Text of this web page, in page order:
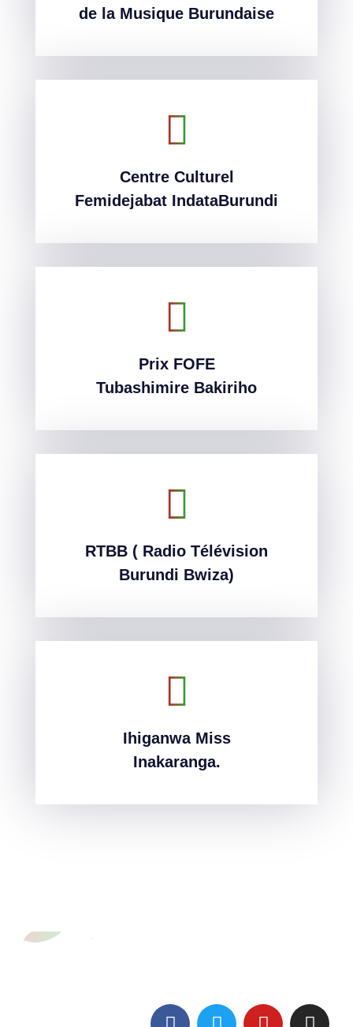
de la Musique Burundaise
de la Musique Burundaise
Centre Culturel
Femidejabat IndataBurundi
Centre Culturel
Femidejabat IndataBurundi
Prix FOFE
Tubashimire Bakiriho
Prix FOFE
Tubashimire Bakiriho
RTBB ( Radio Télévision
Burundi Bwiza)
RTBB ( Radio Télévision
Burundi Bwiza)
Ihiganwa Miss
Inakaranga.
Ihiganwa Miss
Inakaranga.